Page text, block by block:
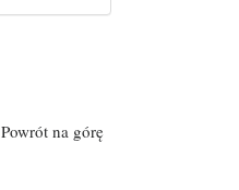
Powrót na górę